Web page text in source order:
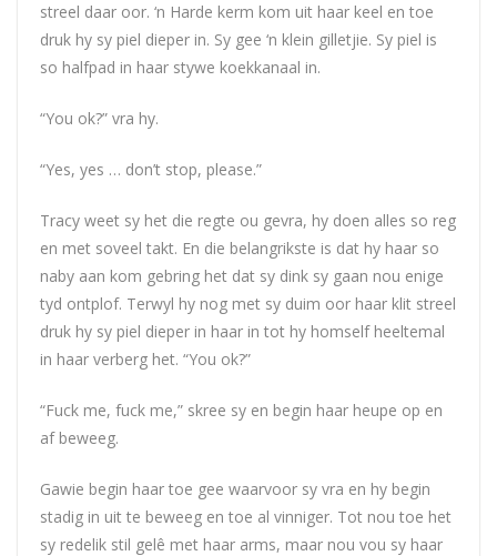
streel daar oor. ‘n Harde kerm kom uit haar keel en toe
druk hy sy piel dieper in. Sy gee ‘n klein gilletjie. Sy piel is
so halfpad in haar stywe koekkanaal in.
“You ok?” vra hy.
“Yes, yes … don’t stop, please.”
Tracy weet sy het die regte ou gevra, hy doen alles so reg
en met soveel takt. En die belangrikste is dat hy haar so
naby aan kom gebring het dat sy dink sy gaan nou enige
tyd ontplof. Terwyl hy nog met sy duim oor haar klit streel
druk hy sy piel dieper in haar in tot hy homself heeltemal
in haar verberg het. “You ok?”
“Fuck me, fuck me,” skree sy en begin haar heupe op en
af beweeg.
Gawie begin haar toe gee waarvoor sy vra en hy begin
stadig in uit te beweeg en toe al vinniger. Tot nou toe het
sy redelik stil gelê met haar arms, maar nou vou sy haar